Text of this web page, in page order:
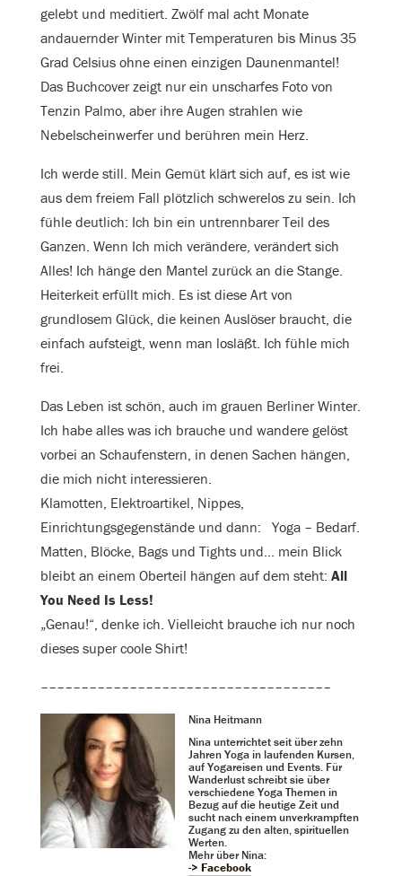
gelebt und meditiert. Zwölf mal acht Monate
andauernder Winter mit Temperaturen bis Minus 35
Grad Celsius ohne einen einzigen Daunenmantel!
Das Buchcover zeigt nur ein unscharfes Foto von
Tenzin Palmo, aber ihre Augen strahlen wie
Nebelscheinwerfer und berühren mein Herz.
Ich werde still. Mein Gemüt klärt sich auf, es ist wie
aus dem freiem Fall plötzlich schwerelos zu sein. Ich
fühle deutlich: Ich bin ein untrennbarer Teil des
Ganzen. Wenn Ich mich verändere, verändert sich
Alles! Ich hänge den Mantel zurück an die Stange.
Heiterkeit erfüllt mich. Es ist diese Art von
grundlosem Glück, die keinen Auslöser braucht, die
einfach aufsteigt, wenn man losläßt. Ich fühle mich
frei.
Das Leben ist schön, auch im grauen Berliner Winter.
Ich habe alles was ich brauche und wandere gelöst
vorbei an Schaufenstern, in denen Sachen hängen,
die mich nicht interessieren.
Klamotten, Elektroartikel, Nippes,
Einrichtungsgegenstände und dann: Yoga – Bedarf.
Matten, Blöcke, Bags und Tights und… mein Blick
bleibt an einem Oberteil hängen auf dem steht: All
You Need Is Less!
„Genau!“, denke ich. Vielleicht brauche ich nur noch
dieses super coole Shirt!
––––––––––––––––––––––––––––––––––––
Nina Heitmann
Nina unterrichtet seit über zehn
Jahren Yoga in laufenden Kursen,
auf Yogareisen und Events. Für
Wanderlust schreibt sie über
verschiedene Yoga Themen in
Bezug auf die heutige Zeit und
sucht nach einem unverkrampften
Zugang zu den alten, spirituellen
Werten.
Mehr über Nina:
-> Facebook